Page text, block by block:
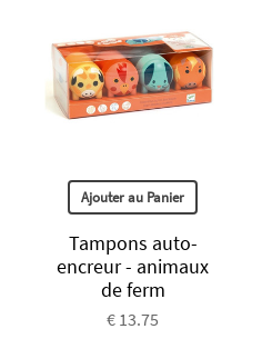
Ajouter au Panier
Tampons auto-
encreur - animaux
de ferm
€ 13.75